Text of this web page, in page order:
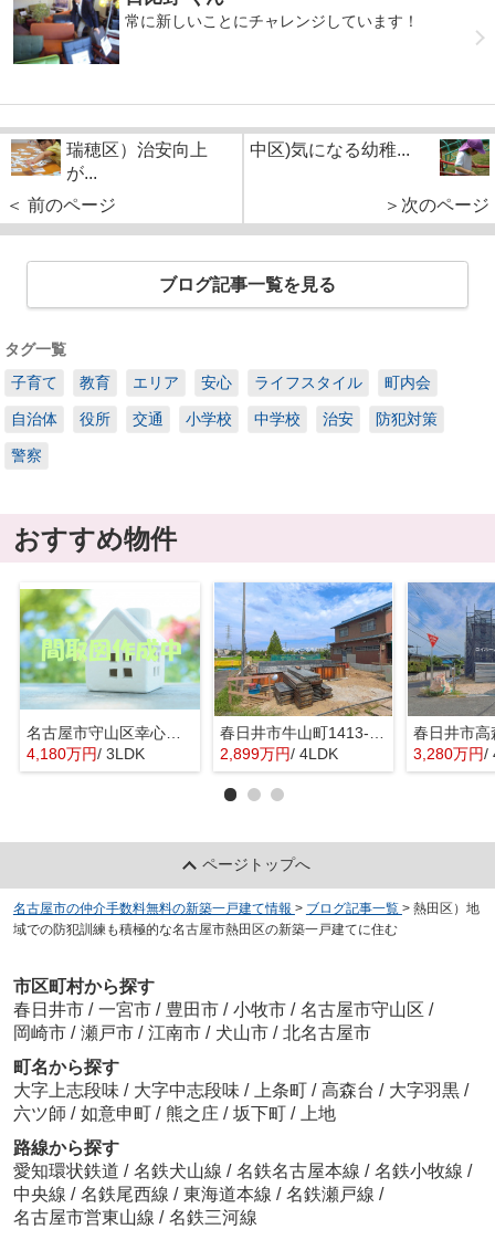
常に新しいことにチャレンジしています！
瑞穂区）治安向上
が...
＜ 前のページ
中区)気になる幼稚...
＞次のページ
ブログ記事一覧を見る
タグ一覧
子育て
教育 エリア 安心 ライフスタイル 町内会
自治体 役所 交通 小学校 中学校 治安 防犯対策
警察
おすすめ物件
名古屋市守山区幸心２丁目435『仲介料無料』新築戸建て
4,180万円/ 3LDK
2,899万円/ 4LDK 3,280万円/
ページトップへ
名古屋市の仲介手数料無料の新築一戸建て情報 > ブログ記事一覧 > 熱田区）地
域での防犯訓練も積極的な名古屋市熱田区の新築一戸建てに住む
市区町村から探す
春日井市 / 一宮市 / 豊田市 / 小牧市 / 名古屋市守山区 /
岡崎市 / 瀬戸市 / 江南市 / 犬山市 / 北名古屋市
町名から探す
大字上志段味 / 大字中志段味 / 上条町 / 高森台 / 大字羽黒 /
六ツ師 / 如意申町 / 熊之庄 / 坂下町 /
上地
路線から探す
愛知環状鉄道 / 名鉄犬山線 / 名鉄名古屋本線 / 名鉄小牧線 /
中央線 / 名鉄尾西線 / 東海道本線 / 名鉄瀬戸線 /
名古屋市営東山線 / 名鉄三河線